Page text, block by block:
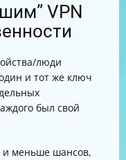
VPN
люди
и тот же ключ
был свой
и меньше шансов,